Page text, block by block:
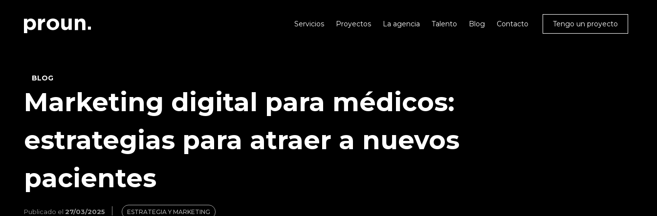
Servicios Proyectos La agencia Talento Blog Contacto Tengo un proyecto
BLOG
Marketing digital para médicos:
estrategias para atraer a nuevos
pacientes
Publicado el 27/03/2025 ESTRATEGIA Y MARKETING